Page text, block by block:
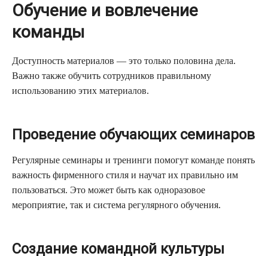
Обучение и вовлечение
команды
Доступность материалов — это только половина дела.
Важно также обучить сотрудников правильному
использованию этих материалов.
Проведение обучающих семинаров
Регулярные семинары и тренинги помогут команде понять
важность фирменного стиля и научат их правильно им
пользоваться. Это может быть как одноразовое
мероприятие, так и система регулярного обучения.
Создание командной культуры